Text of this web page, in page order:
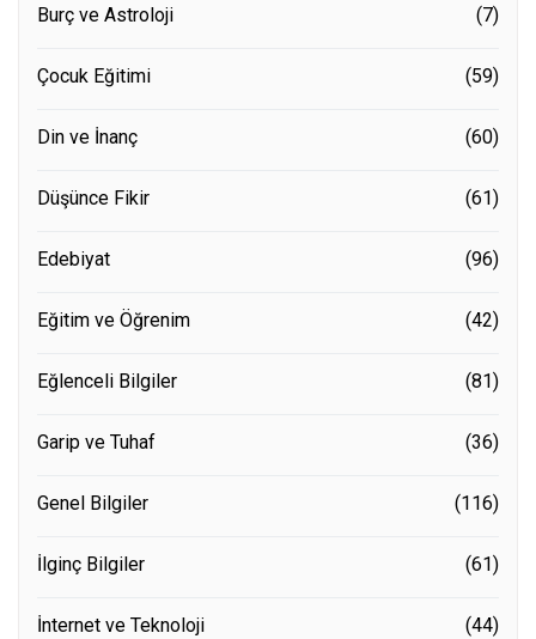
Burç ve Astroloji (7)
Çocuk Eğitimi (59)
Din ve İnanç (60)
Düşünce Fikir (61)
Edebiyat (96)
Eğitim ve Öğrenim (42)
Eğlenceli Bilgiler (81)
Garip ve Tuhaf (36)
Genel Bilgiler (116)
İlginç Bilgiler (61)
İnternet ve Teknoloji (44)